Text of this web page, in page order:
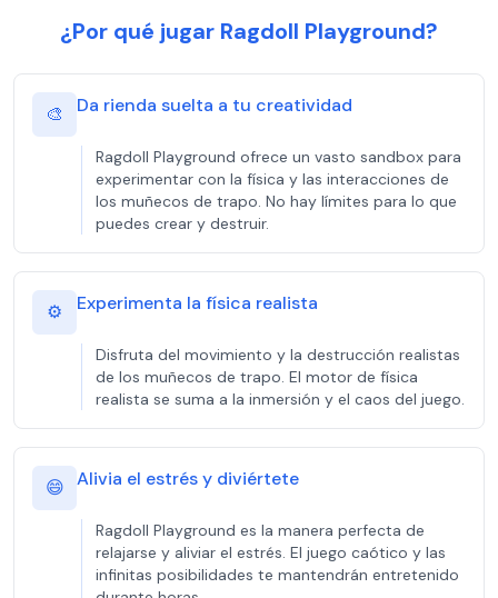
¿Por qué jugar Ragdoll Playground?
🎨 Da rienda suelta a tu creatividad
Ragdoll Playground ofrece un vasto sandbox para
experimentar con la física y las interacciones de
los muñecos de trapo. No hay límites para lo que
puedes crear y destruir.
⚙️ Experimenta la física realista
Disfruta del movimiento y la destrucción realistas
de los muñecos de trapo. El motor de física
realista se suma a la inmersión y el caos del juego.
😄 Alivia el estrés y diviértete
Ragdoll Playground es la manera perfecta de
relajarse y aliviar el estrés. El juego caótico y las
infinitas posibilidades te mantendrán entretenido